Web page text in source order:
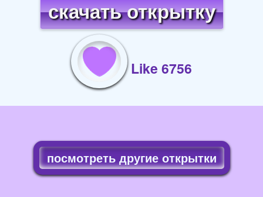
скачать открытку
Like 6756
посмотреть другие открытки